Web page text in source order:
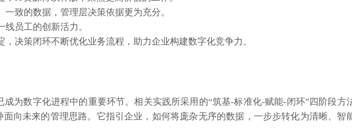
一致的数据，管理层决策依据更为充分。
线员工的创新活力。
，决策闭环不断优化业务流程，助力企业构建数字化竞争力。
成为数字化进程中的重要环节。相关实践所采用的“筑基-标准化-赋能-闭环”四阶段方
向未来的管理思路。它指引企业，如何将庞杂无序的数据，一步步转化为清晰、智